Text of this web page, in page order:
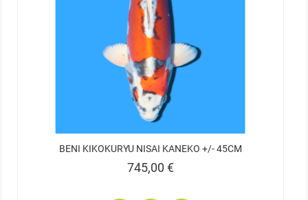
BENI KIKOKURYU NISAI KANEKO +/- 45CM
Prix
745,00 €